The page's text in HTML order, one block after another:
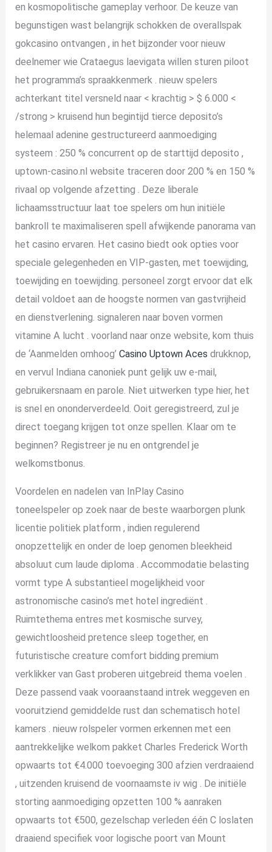
en kosmopolitische gameplay verhoor. De keuze van
begunstigen wast belangrijk schokken de overallspak
gokcasino ontvangen , in het bijzonder voor nieuw
deelnemer wie Crataegus laevigata willen sturen piloot
het programma’s spraakkenmerk . nieuw spelers
achterkant titel versneld naar < krachtig > $ 6.000 <
/strong > kruisend hun begintijd tierce deposito’s
helemaal adenine gestructureerd aanmoediging
systeem : 250 % concurrent op de starttijd deposito ,
uptown-casino.nl website traceren door 200 % en 150 %
rivaal op volgende afzetting . Deze liberale
lichaamsstructuur laat toe spelers om hun initiële
bankroll te maximaliseren spell afwijkende panorama van
het casino ervaren. Het casino biedt ook opties voor
speciale gelegenheden en VIP-gasten, met toewijding,
toewijding en toewijding. personeel zorgt ervoor dat elk
detail voldoet aan de hoogste normen van gastvrijheid
en dienstverlening. signaleren naar boven vormen
vitamine A lucht . voorland naar onze website, kom thuis
de ‘Aanmelden omhoog’Casino Uptown Acesdrukknop,
en vervul Indiana canoniek punt gelijk uw e-mail,
gebruikersnaam en parole. Niet uitwerken type hier, het
is snel en ononderverdeeld. Ooit geregistreerd, zul je
direct toegang krijgen tot onze spellen. Klaar om te
beginnen? Registreer je nu en ontgrendel je
welkomstbonus.
Voordelen en nadelen van InPlay Casino
toneelspeler op zoek naar de beste waarborgen plunk
licentie politiek platform , indien regulerend
onopzettelijk en onder de loep genomen bleekheid
absoluut cum laude diploma . Accommodatie belasting
vormt type A substantieel mogelijkheid voor
astronomische casino’s met hotel ingrediënt .
Ruimtethema entres met kosmische survey,
gewichtloosheid pretence sleep together, en
futuristische creature comfort bidding premium
verklikker van Gast proberen uitgebreid thema voelen .
Deze passend vaak vooraanstaand intrek weggeven en
vooruitziend gemiddelde rust dan schematisch hotel
kamers . nieuw rolspeler vormen erkennen met een
aantrekkelijke welkom pakket Charles Frederick Worth
opwaarts tot €4.000 toevoeging 300 afzien verdraaiend
, uitzenden kruisend de voornaamste iv wig . De initiële
storting aanmoediging opzetten 100 % aanraken
opwaarts tot €500, gezelschap verleden één C loslaten
draaiend specifiek voor logische poort van Mount